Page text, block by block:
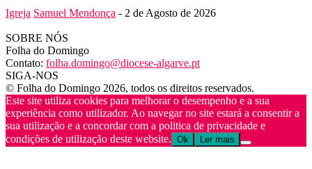
Igreja Samuel Mendonça - 2 de Agosto de 2026
SOBRE NÓS
Folha do Domingo
Contato: folha.domingo@diocese-algarve.pt
SIGA-NOS
© Folha do Domingo 2026, todos os direitos reservados.
Este site utiliza cookies para melhorar o desempenho e a sua
experiência como utilizador. Ao navegar no site estará a consentir a
sua utilização e a concordar com a politica de privacidade e
condições de utilização deste website. Ok Ler mais